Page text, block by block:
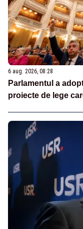
6 aug. 2026, 08:28
Parlamentul a
proiecte de lege